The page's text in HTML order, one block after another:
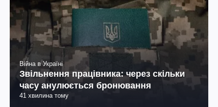
Війна в Україні
Звільнення працівника: через скільки
часу анулюється бронювання
41 хвилина тому